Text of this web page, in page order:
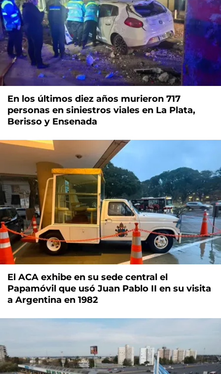
En los últimos diez años murieron 717
personas en siniestros viales en La Plata,
Berisso y Ensenada
El ACA exhibe en su sede central el
Papamóvil que usó Juan Pablo II en su visita
a Argentina en 1982